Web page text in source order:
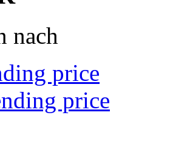
nach
price
price